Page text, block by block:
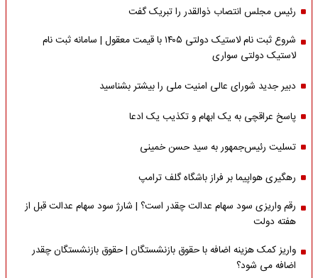
رئیس مجلس انتصاب ذوالقدر را تبریک گفت
شروع ثبت نام لاستیک دولتی ۱۴۰۵ با قیمت معقول | سامانه ثبت نام
لاستیک دولتی سواری
دبیر جدید شورای عالی امنیت ملی را بیشتر بشناسید
پاسخ عراقچی به یک ابهام و تکذیب یک ادعا
تسلیت رئیس‌جمهور به سید حسن خمینی
رهگیری هواپیما بر فراز باشگاه گلف ترامپ
رقم واریزی سود سهام عدالت چقدر است؟ | شارژ سود سهام عدالت قبل از
هفته دولت
واریز کمک هزینه اضافه با حقوق بازنشستگان | حقوق بازنشستگان چقدر
اضافه می شود؟